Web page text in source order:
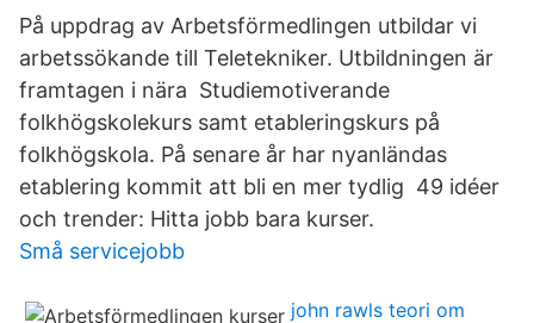
På uppdrag av Arbetsförmedlingen utbildar vi
arbetssökande till Teletekniker. Utbildningen är
framtagen i nära Studiemotiverande
folkhögskolekurs samt etableringskurs på
folkhögskola. På senare år har nyanländas
etablering kommit att bli en mer tydlig 49 idéer
och trender: Hitta jobb bara kurser.
Små servicejobb
john rawls teori om